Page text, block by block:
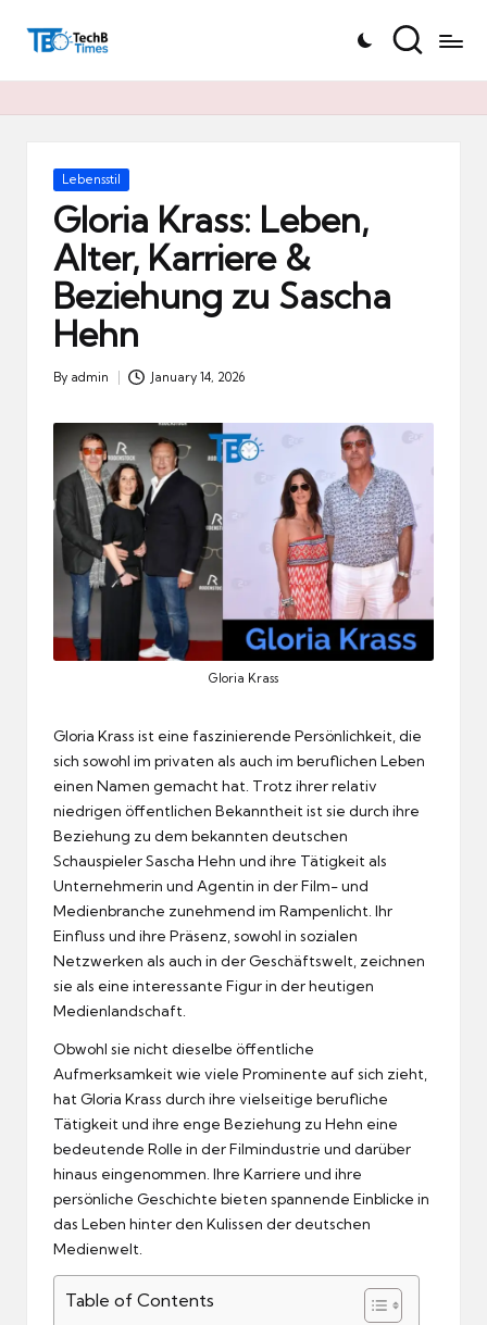
T
h
Posted
Lebensstil
Gloria Krass: Leben,
Alter, Karriere &
Beziehung zu Sascha
Hehn
Posted
By admin January 14, 2026
Gloria Krass
Gloria Krass ist eine faszinierende Persönlichkeit, die
sich sowohl im privaten als auch im beruflichen Leben
einen Namen gemacht hat. Trotz ihrer relativ
niedrigen öffentlichen Bekanntheit ist sie durch ihre
Beziehung zu dem bekannten deutschen
Schauspieler Sascha Hehn und ihre Tätigkeit als
Unternehmerin und Agentin in der Film- und
Medienbranche zunehmend im Rampenlicht. Ihr
Einfluss und ihre Präsenz, sowohl in sozialen
Netzwerken als auch in der Geschäftswelt, zeichnen
sie als eine interessante Figur in der heutigen
Medienlandschaft.
Obwohl sie nicht dieselbe öffentliche
Aufmerksamkeit wie viele Prominente auf sich zieht,
hat Gloria Krass durch ihre vielseitige berufliche
Tätigkeit und ihre enge Beziehung zu Hehn eine
bedeutende Rolle in der Filmindustrie und darüber
hinaus eingenommen. Ihre Karriere und ihre
persönliche Geschichte bieten spannende Einblicke in
das Leben hinter den Kulissen der deutschen
Medienwelt.
Table of Contents